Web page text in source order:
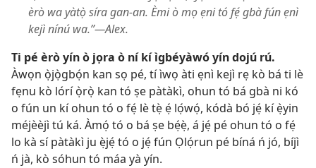
èrò wa yàtọ̀ síra gan-an. Èmi ò mọ ẹni tó fẹ́ gbà fún ẹnì
kejì nínú wa.”​—Alex.
Ti pé èrò yín ò jọra ò ní kí ìgbéyàwó yín dojú rú.
Àwọn ọ̀jọ̀gbọ́n kan sọ pé, tí ìwọ àti ẹnì kejì rẹ kò bá ti lè
fẹnu kò lórí ọ̀rọ̀ kan tó ṣe pàtàkì, ohun tó bá gbà ni kó
o fún un kí ohun tó o fẹ́ lè tẹ̀ ẹ́ lọ́wọ́, kódà bó jẹ́ kí ẹ̀yin
méjèèjì tú ká. Àmọ́ tó o bá ṣe bẹ́ẹ̀, á jẹ́ pé ohun tó o fẹ́
lo kà sí pàtàkì ju ẹ̀jẹ́ tó o jẹ́ fún Ọlọ́run pé bíná ń jó, bíjì
ń jà, kò sóhun tó máa yà yín.